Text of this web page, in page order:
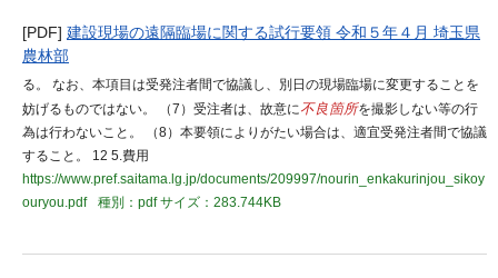
[PDF] 建設現場の遠隔臨場に関する試行要領 令和５年４月 埼玉県
農林部
る。 なお、本項目は受発注者間で協議し、別日の現場臨場に変更することを
妨げるものではない。 （7）受注者は、故意に不良箇所を撮影しない等の行
為は行わないこと。 （8）本要領によりがたい場合は、適宜受発注者間で協議
すること。 12 5.費用
https://www.pref.saitama.lg.jp/documents/209997/nourin_enkakurinjou_sikoy
ouryou.pdf
種別：pdfサイズ：283.744KB